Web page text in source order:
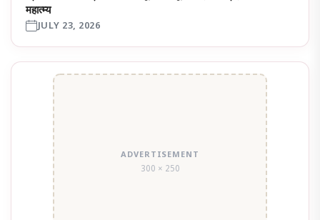
महात्म्य
JULY 23, 2026
ADVERTISEMENT
300 × 250